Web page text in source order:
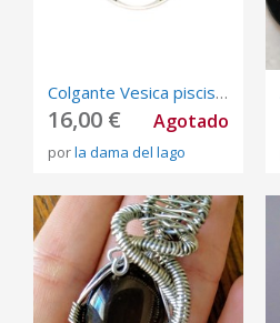
Colgante Vesica piscis 19 mm en plata de ley
16,00 € Agotado
porla dama del lago